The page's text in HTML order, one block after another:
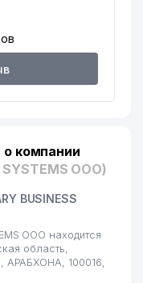
компании
SYSTEMS ООО)
BUSINESS
ООО находится
область,
100016,